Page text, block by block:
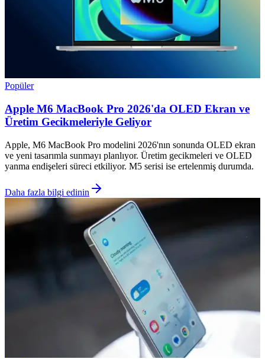
Popüler
Apple M6 MacBook Pro 2026'da OLED Ekran ve
Üretim Gecikmeleriyle Geliyor
Apple, M6 MacBook Pro modelini 2026'nın sonunda OLED ekran
ve yeni tasarımla sunmayı planlıyor. Üretim gecikmeleri ve OLED
yanma endişeleri süreci etkiliyor. M5 serisi ise ertelenmiş durumda.
Daha fazla bilgi edinin